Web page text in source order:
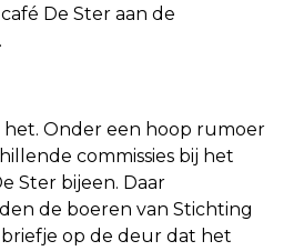
De Ster aan de
het. Onder een hoop rumoer
commissies bij het
Ster bijeen. Daar
de boeren van Stichting
op de deur dat het